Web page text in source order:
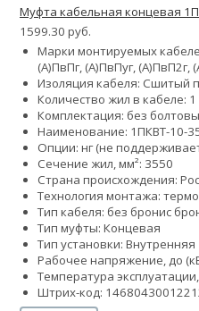
Муфта кабельная концевая
1599.30 руб.
Марки монтируемых
(А)ПвПг, (А)ПвПуг, (А)ПвП2г,
Изоляция кабеля: Сшитый
Количество жил в кабеле: 1
Комплектация: без
Наименование: 1ПКВТ-10-
Опции: нг (не
Сечение жил, мм²: 3550
Страна происхождения:
Технология монтажа:
Тип кабеля: без бронис
Тип муфты: Концевая
Тип установки: Внутренняя
Рабочее напряжение, до
Температура эксплуатации,
Штрих-код: